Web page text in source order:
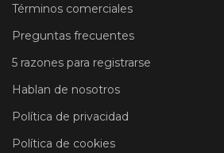
Términos comerciales
Preguntas frecuentes
5 razones para registrarse
Hablan de nosotros
Política de privacidad
Política de cookies